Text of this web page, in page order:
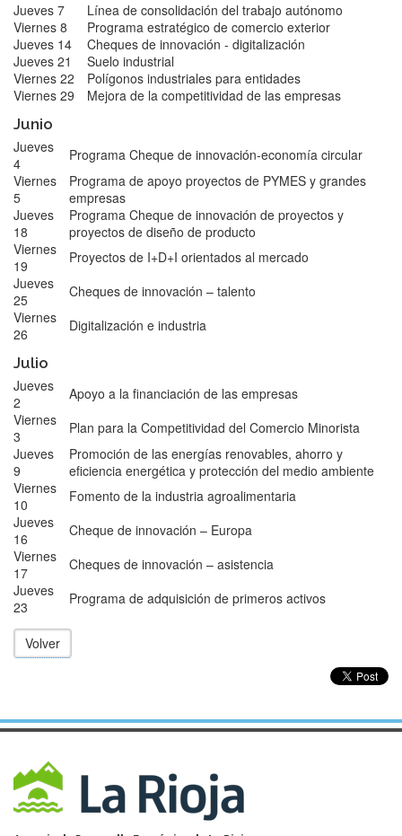
Jueves 7
Línea de consolidación del trabajo autónomo
Viernes 8
Programa estratégico de comercio exterior
Jueves 14
Cheques de innovación - digitalización
Jueves 21
Suelo industrial
Viernes 22
Polígonos industriales para entidades
Viernes 29
Mejora de la competitividad de las empresas
Junio
Jueves
4
Programa Cheque de innovación-economía circular
Viernes
5
Programa de apoyo proyectos de PYMES y grandes
empresas
Jueves
18
Programa Cheque de innovación de proyectos y
proyectos de diseño de producto
Viernes
19
Proyectos de I+D+I orientados al mercado
Jueves
25
Cheques de innovación – talento
Viernes
26
Digitalización e industria
Julio
Jueves
2
Apoyo a la financiación de las empresas
Viernes
3
Plan para la Competitividad del Comercio Minorista
Jueves
9
Promoción de las energías renovables, ahorro y
eficiencia energética y protección del medio ambiente
Viernes
10
Fomento de la industria agroalimentaria
Jueves
16
Cheque de innovación – Europa
Viernes
17
Cheques de innovación – asistencia
Jueves
23
Programa de adquisición de primeros activos
Volver